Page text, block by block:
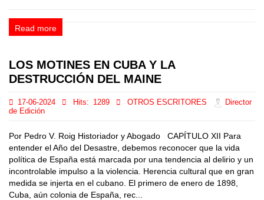
Read more
LOS MOTINES EN CUBA Y LA
DESTRUCCIÓN DEL MAINE
17-06-2024 Hits: 1289 OTROS ESCRITORES
Director
de Edición
Por Pedro V. Roig Historiador y Abogado CAPÍTULO XII Para
entender el Año del Desastre, debemos reconocer que la vida
política de España está marcada por una tendencia al delirio y un
incontrolable impulso a la violencia. Herencia cultural que en gran
medida se injerta en el cubano. El primero de enero de 1898,
Cuba, aún colonia de España, rec...